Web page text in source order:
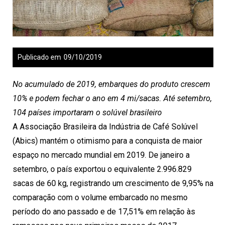
09/10/2019
Publicado em
No acumulado de 2019, embarques do produto crescem
10% e podem fechar o ano em 4 mi/sacas. Até setembro,
104 países importaram o solúvel brasileiro
A Associação Brasileira da Indústria de Café Solúvel
(Abics) mantém o otimismo para a conquista de maior
espaço no mercado mundial em 2019. De janeiro a
setembro, o país exportou o equivalente 2.996.829
sacas de 60 kg, registrando um crescimento de 9,95% na
comparação com o volume embarcado no mesmo
período do ano passado e de 17,51% em relação às